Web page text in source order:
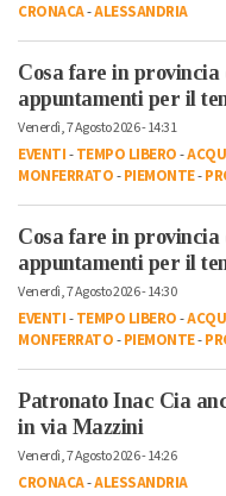
CRONACA-ALESSANDRIA
Cosa fare in
appuntamenti per il
Venerdì, 7 Agosto 2026 - 14:31
EVENTI-TEMPO LIBERO-
MONFERRATO-PIEMONTE-
Cosa fare in
appuntamenti per il
Venerdì, 7 Agosto 2026 - 14:30
EVENTI-TEMPO LIBERO-
MONFERRATO-PIEMONTE-
Patronato Inac Cia
in via Mazzini
Venerdì, 7 Agosto 2026 - 14:26
CRONACA-ALESSANDRIA